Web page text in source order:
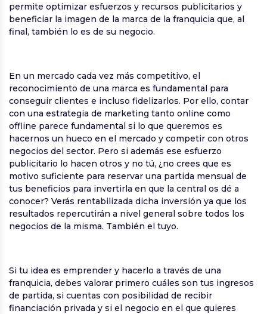
permite optimizar esfuerzos y recursos publicitarios y
beneficiar la imagen de la marca de la franquicia que, al
final, también lo es de su negocio.
En un mercado cada vez más competitivo, el
reconocimiento de una marca es fundamental para
conseguir clientes e incluso fidelizarlos. Por ello, contar
con una estrategia de marketing tanto online como
offline parece fundamental si lo que queremos es
hacernos un hueco en el mercado y competir con otros
negocios del sector. Pero si además ese esfuerzo
publicitario lo hacen otros y no tú, ¿no crees que es
motivo suficiente para reservar una partida mensual de
tus beneficios para invertirla en que la central os dé a
conocer? Verás rentabilizada dicha inversión ya que los
resultados repercutirán a nivel general sobre todos los
negocios de la misma. También el tuyo.
Si tu idea es emprender y hacerlo a través de una
franquicia, debes valorar primero cuáles son tus ingresos
de partida, si cuentas con posibilidad de recibir
financiación privada y si el negocio en el que quieres